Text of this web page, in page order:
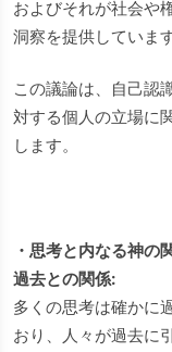
およびそれが社会や
洞察を提供しています
この議論は、自己認
対する個人の立場に
します。
・思考と内なる神の
過去との関係:
多くの思考は確かに
おり、人々が過去に